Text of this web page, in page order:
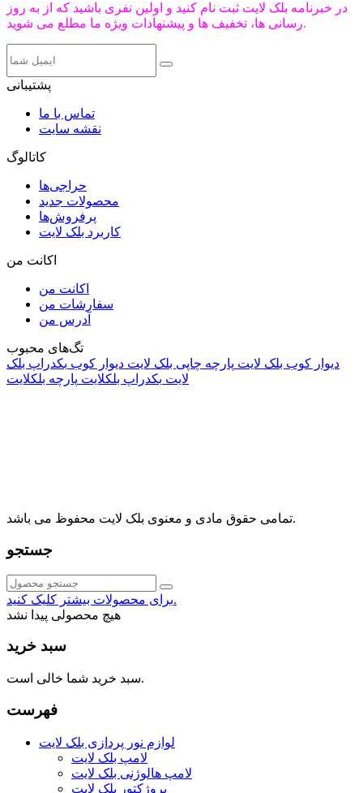
در خبرنامه بلک لایت ثبت نام کنید و اولین نفری باشید که از به روز
رسانی ها، تخفیف ها و پیشنهادات ویژه ما مطلع می شوید.
پشتیبانی
تماس با ما
نقشه سایت
کاتالوگ
حراجی‌ها
محصولات جدید
پرفروش‌ها
کاربرد بلک لایت
اکانت من
اکانت من
سفارشات من
آدرس من
تگ‌های محبوب
دیوار کوب بلک لایت پارچه چاپی بلک لایت دیوار کوب بکدراپ بلک
لایت بکدراپ بلکلایت پارچه بلکلایت
تمامی حقوق مادی و معنوی بلک لایت محفوظ می باشد.
جستجو
برای محصولات بیشتر کلیک کنید.
هیچ محصولی پیدا نشد
سبد خرید
سبد خرید شما خالی است.
فهرست
لوازم نور پردازی بلک لایت
لامپ بلک لایت
لامپ هالوژنی بلک لایت
پروژکتور بلک لایت